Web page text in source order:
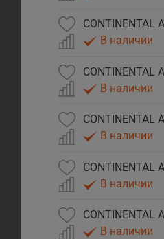
CONTINENTAL
В наличии
CONTINENTAL
В наличии
CONTINENTAL
В наличии
CONTINENTAL
В наличии
CONTINENTAL
В наличии